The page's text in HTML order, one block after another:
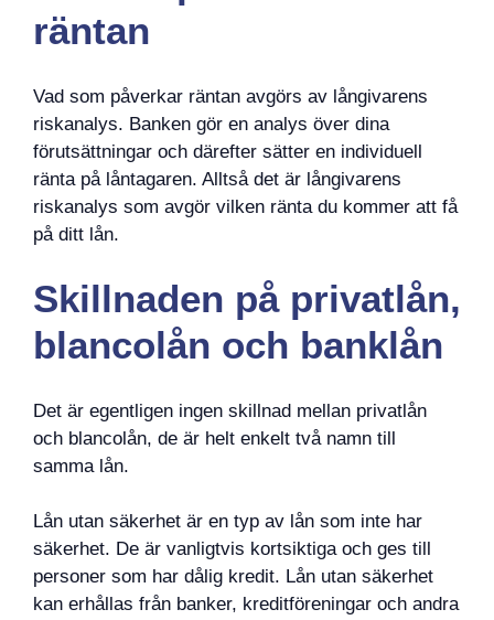
räntan
Vad som påverkar räntan avgörs av långivarens
riskanalys. Banken gör en analys över dina
förutsättningar och därefter sätter en individuell
ränta på låntagaren. Alltså det är långivarens
riskanalys som avgör vilken ränta du kommer att få
på ditt lån.
Skillnaden på privatlån,
blancolån och banklån
Det är egentligen ingen skillnad mellan privatlån
och blancolån, de är helt enkelt två namn till
samma lån.
Lån utan säkerhet är en typ av lån som inte har
säkerhet. De är vanligtvis kortsiktiga och ges till
personer som har dålig kredit. Lån utan säkerhet
kan erhållas från banker, kreditföreningar och andra